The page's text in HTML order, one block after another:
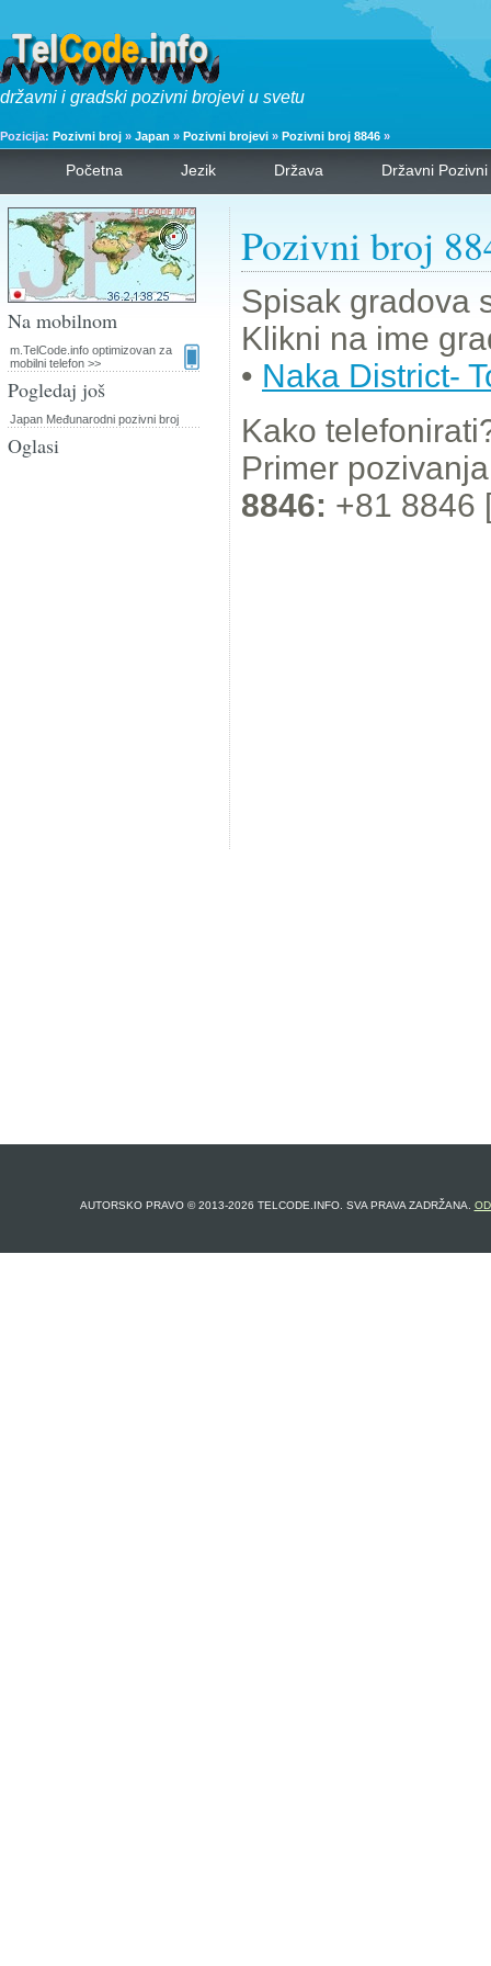
državni i gradski pozivni brojevi u svetu
Pozicija: Pozivni broj » Japan » Pozivni brojevi » Pozivni broj 8846 »
Početna Jezik Država Državni
Pozivni broj
Spisak gradova
Klikni na ime
• Naka District-
Kako
Primer
8846: +81 8846
Na mobilnom
m.TelCode.info optimizovan za
mobilni telefon >>
Pogledaj još
Japan Međunarodni pozivni broj
Oglasi
AUTORSKO PRAVO © 2013-2026 TELCODE.INFO. SVA PRAVA ZADRŽANA.